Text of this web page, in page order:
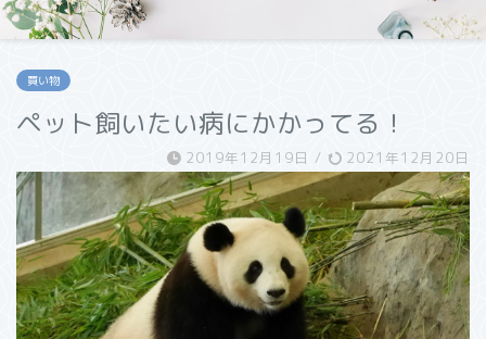
買い物
ペット飼いたい病にかかってる！
2019年12月19日 / 2021年12月20日